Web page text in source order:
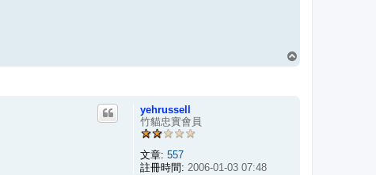
yehrussell
竹貓忠實會員
文章: 557
註冊時間: 2006-01-03 07:48